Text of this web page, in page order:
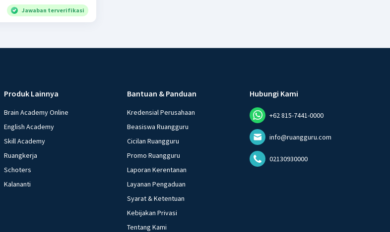
Jawaban terverifikasi
Produk Lainnya
Brain Academy Online
English Academy
Skill Academy
Ruangkerja
Schoters
Kalananti
Bantuan & Panduan
Kredensial Perusahaan
Beasiswa Ruangguru
Cicilan Ruangguru
Promo Ruangguru
Laporan Kerentanan
Layanan Pengaduan
Syarat & Ketentuan
Kebijakan Privasi
Tentang Kami
Hubungi Kami
+62 815-7441-0000
info@ruangguru.com
02130930000